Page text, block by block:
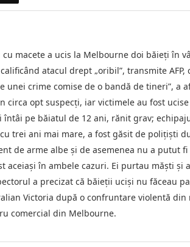
macete a ucis la Melbourne doi băieţi în
atacul drept „oribil”, transmite AFP,
crime comise de o bandă de tineri”, a
circa opt suspecţi, iar victimele au fost
pe băiatul de 12 ani, rănit grav;
trei ani mai mare, a fost găsit de poliţişti
de arme albe şi de asemenea nu a putut
aceiaşi în ambele cazuri. Ei purtau măşti şi
a precizat că băieţii ucişi nu făceau
Victoria după o confruntare violentă
comercial din Melbourne.